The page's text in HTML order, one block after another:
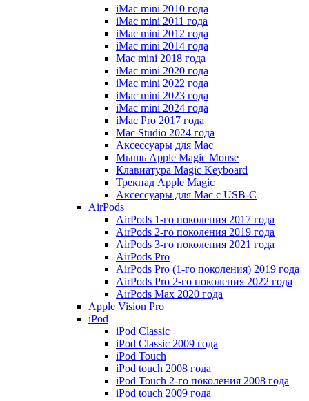
iMac mini 2010 года
iMac mini 2011 года
iMac mini 2012 года
iMac mini 2014 года
Mac mini 2018 года
iMac mini 2020 года
iMac mini 2022 года
iMac mini 2023 года
iMac mini 2024 года
iMac Pro 2017 года
Mac Studio 2024 года
Аксессуары для Mac
Мышь Apple Magic Mouse
Клавиатура Magic Keyboard
Трекпад Apple Magic
Аксессуары для Mac с USB-C
AirPods
AirPods 1-го поколения 2017 года
AirPods 2-го поколения 2019 года
AirPods 3-го поколения 2021 года
AirPods Pro
AirPods Pro (1-го поколения) 2019 года
AirPods Pro 2-го поколения 2022 года
AirPods Max 2020 года
Apple Vision Pro
iPod
iPod Classic
iPod Classic 2009 года
iPod Touch
iPod touch 2008 года
iPod Touch 2-го поколения 2008 года
iPod touch 2009 года